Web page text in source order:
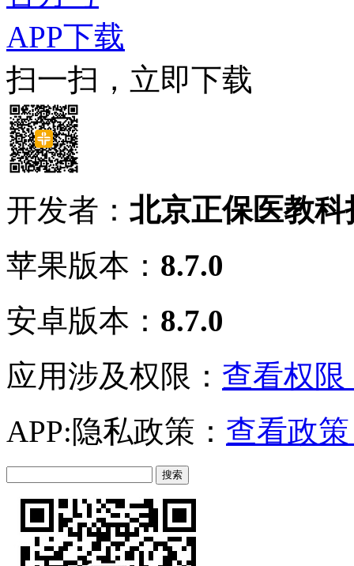
APP下载
扫一扫，立即下载
开发者： 北京正保医教
苹果版本： 8.7.0
安卓版本： 8.7.0
应用涉及权限： 查看权限
APP:隐私政策： 查看政